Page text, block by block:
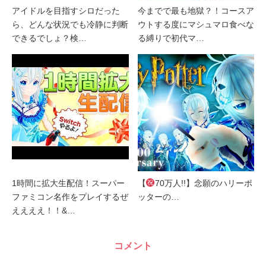
アイドルを目指すシロだった
ら、どんな状況でも冷静に判断
できるでしょ？検…
今までで最も地獄？！コースア
ウトする度にマシュマロ食べな
る縛りで初代マ…
1時間に拡大生配信！スーパー
ファミコン名作をプレイするぜ
ええええ！！&…
【
70万人!!】念願のハリーポ
ッターの…
コメント